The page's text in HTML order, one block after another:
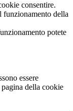
consentire.
funzionamento della
potete
essere
della cookie